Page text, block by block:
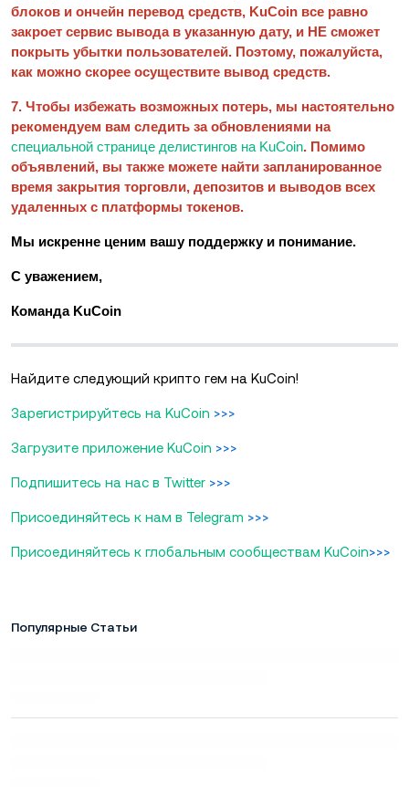
блоков и ончейн перевод средств, KuCoin все равно
закроет сервис вывода в указанную дату, и НЕ сможет
покрыть убытки пользователей. Поэтому, пожалуйста,
как можно скорее осуществите вывод средств.
7. Чтобы избежать возможных потерь, мы настоятельно
рекомендуем вам следить за обновлениями на
специальной странице делистингов на KuCoin. Помимо
объявлений, вы также можете найти запланированное
время закрытия торговли, депозитов и выводов всех
удаленных с платформы токенов.
Мы искренне ценим вашу поддержку и понимание.
С уважением,
Команда KuCoin
Найдите следующий крипто гем на KuCoin!
Зарегистрируйтесь на KuCoin >>>
Загрузите приложение KuCoin >>>
Подпишитесь на нас в Twitter >>>
Присоединяйтесь к нам в Telegram >>>
Присоединяйтесь к глобальным сообществам KuCoin>>>
Популярные Статьи